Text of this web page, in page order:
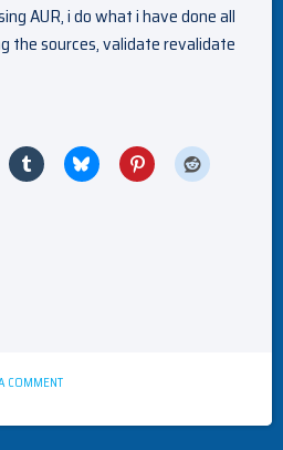
AUR, i do what i have done all
the sources, validate revalidate
COMMENTON